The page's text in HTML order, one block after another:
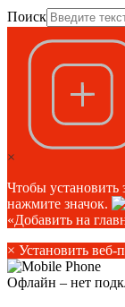
Поиск
×
Чтобы установить
нажмите значок.
«Добавить на
× Установить веб-
Офлайн – нет